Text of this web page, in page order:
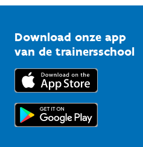
Bedrijven
Trainers en begeleiders
Topsporters
Vlaamse Trainersschool
Kennisplatform
Downloads
Voor de pers
Download onze app
van de trainersschool